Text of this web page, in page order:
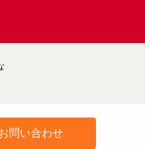
問い合わせ